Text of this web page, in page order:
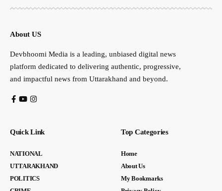
About US
Devbhoomi Media is a leading, unbiased digital news
platform dedicated to delivering authentic, progressive,
and impactful news from Uttarakhand and beyond.
Quick Link
NATIONAL
UTTARAKHAND
POLITICS
Top Categories
Home
About Us
My Bookmarks